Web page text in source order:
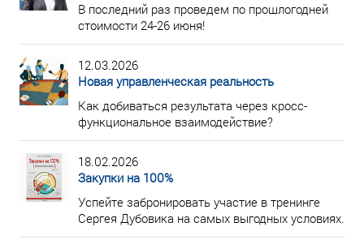
В последний раз проведем по прошлогодней
стоимости 24-26 июня!
12.03.2026
Новая управленческая реальность
Как добиваться результата через кросс-
функциональное взаимодействие?
18.02.2026
Закупки на 100%
Успейте забронировать участие в тренинге
Сергея Дубовика на самых выгодных условиях.